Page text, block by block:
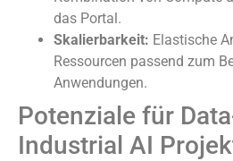
das Portal.
Skalierbarkeit: Elastische
Ressourcen passend zum
Anwendungen.
Potenziale für
Industrial AI